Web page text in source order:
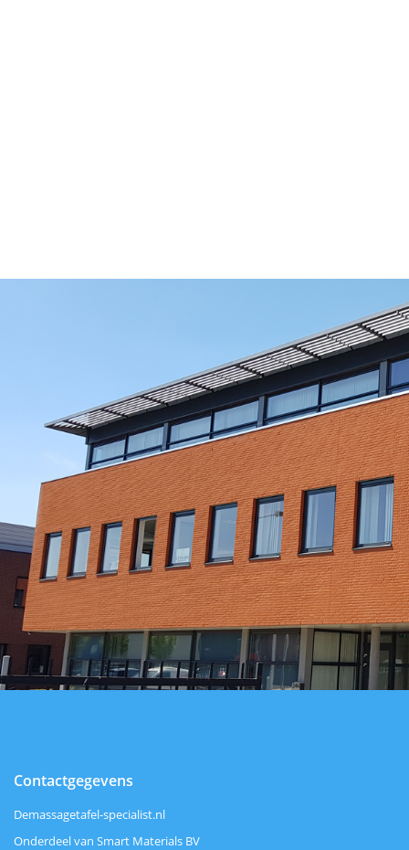
Contactgegevens
Demassagetafel-specialist.nl
Onderdeel van Smart Materials BV